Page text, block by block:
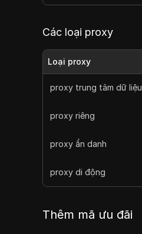
Các loại proxy
Loại proxy
proxy trung tâm dữ liệu
proxy riêng
proxy ẩn danh
proxy di động
Thêm mã ưu đãi